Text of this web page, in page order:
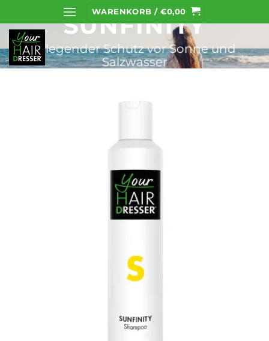
Inhalt
springen
WARENKORB / €0,00
SUNFINITY
Pflegender Schutz vor Sonne und
Salzwasser